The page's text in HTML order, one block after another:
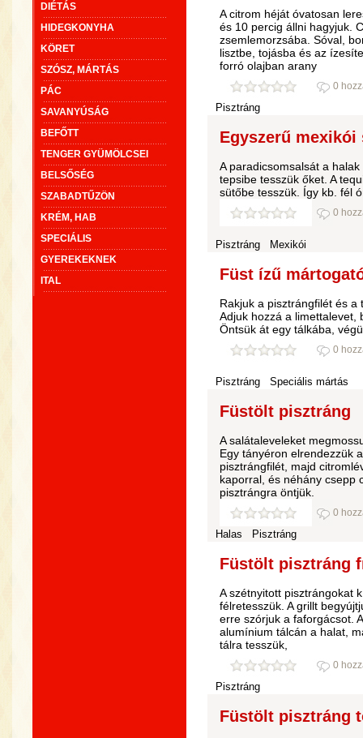
DIÉTÁS
HIDEGKONYHA
KÖRET
SZÓSZ, MÁRTÁS
PÁC
SAVANYÚSÁG
BEFŐTT
TENGER GYÜMÖLCSEI
BELSŐSÉG
SZABADTŰZÖN
KRÉM, HAB
SPECIÁLIS
GYEREKEKNEK
ITAL
A citrom héját óvatosan
és 10 percig állni hagyjuk.
zsemlemorzsába. Sóval,
lisztbe, tojásba és az
forró olajban arany
0
Pisztráng
Egyszerű
A paradicsomsalsát a
tepsibe tesszük őket. A
sütőbe tesszük. Így kb. fél
0
Pisztráng Mexikói
Füst ízű
Rakjuk a pisztrángfilét és
Adjuk hozzá a limettalevet,
Öntsük át egy tálkába,
0
Pisztráng Speciális mártás
Füstölt pisztráng
A salátaleveleket
Egy tányéron elrendezzük
pisztrángfilét, majd
kaporral, és néhány csepp
pisztrángra öntjük.
0
Halas
Pisztráng
Füstölt pisztráng
A szétnyitott pisztrángokat
félretesszük. A grillt
erre szórjuk a faforgácsot.
alumínium tálcán a halat,
tálra tesszük,
0
Pisztráng
Füstölt pisztráng